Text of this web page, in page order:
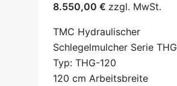
8.550,00 € zzgl. MwSt.
TMC Hydraulischer
Schlegelmulcher Serie THG
Typ: THG-120
120 cm Arbeitsbreite